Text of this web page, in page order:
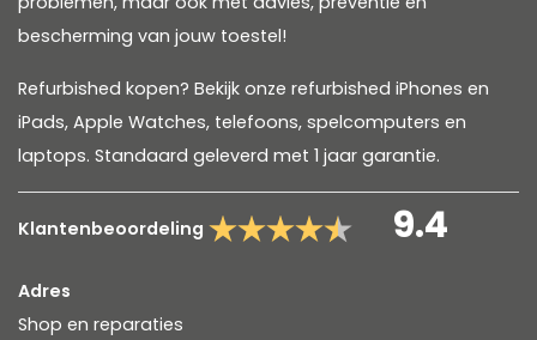
bescherming van jouw toestel!
Refurbished kopen? Bekijk onze refurbished iPhones en
iPads, Apple Watches, telefoons, spelcomputers en
laptops. Standaard geleverd met 1 jaar garantie.
Klantenbeoordeling 9.4
Adres
Shop en reparaties